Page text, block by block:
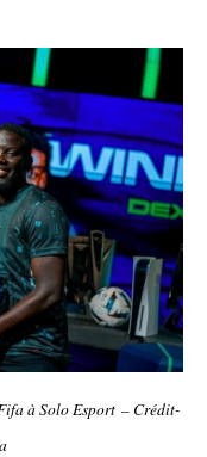
à Solo Esport – Crédit-